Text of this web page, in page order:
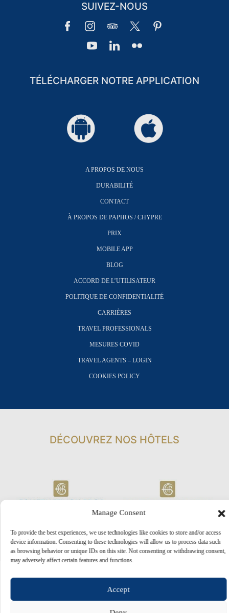
Manage Consent
To provide the best experiences, we use technologies like cookies to store and/or access
device information. Consenting to these technologies will allow us to process data such
as browsing behavior or unique IDs on this site. Not consenting or withdrawing consent,
may adversely affect certain features and functions.
Accept
SUIVEZ-NOUS
TÉLÉCHARGER NOTRE APPLICATION
A PROPOS DE NOUS
DURABILITÉ
CONTACT
À PROPOS DE PAPHOS / CHYPRE
PRIX
MOBILE APP
BLOG
ACCORD DE L’UTILISATEUR
POLITIQUE DE CONFIDENTIALITÉ
CARRIÈRES
TRAVEL PROFESSIONALS
MESURES COVID
TRAVEL AGENTS – LOGIN
COOKIES POLICY
DÉCOUVREZ NOS HÔTELS